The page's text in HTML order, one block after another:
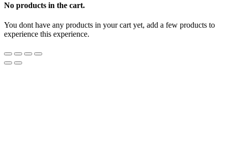
No products in the cart.
You dont have any products in your cart yet, add a few products to
experience this experience.